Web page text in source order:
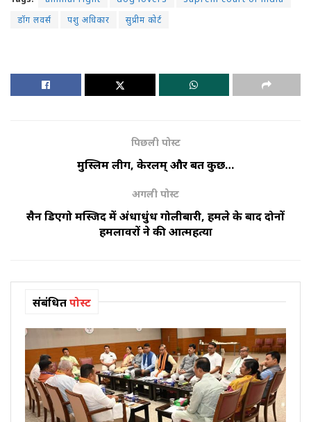
डॉग लवर्स
पशु अधिकार सुप्रीम कोर्ट
पिछली पोस्ट
मुस्लिम लीग, केरलम् और बहुत कुछ…
अगली पोस्ट
सैन डिएगो मस्जिद में अंधाधुंध गोलीबारी, हमले के बाद दोनों
हमलावरों ने की आत्महत्या
संबंधितपोस्ट